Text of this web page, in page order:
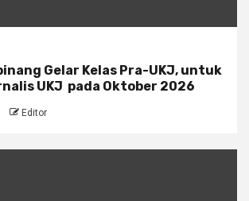
Gelar Kelas Pra-UKJ, untuk
UKJ pada Oktober 2026
Editor